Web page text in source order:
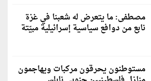
مصطفى: ما يتعرض له شعبنا في غزة
نابع من دوافع سياسية إسرائيلية مبيّتة
مستوطنون يحرقون مركبات ويهاجمون